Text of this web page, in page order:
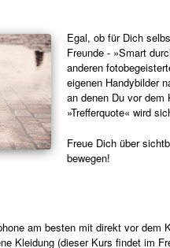
Egal, ob für Dich
Freunde - »Smart
anderen
eigenen Handybilder
an denen Du vor dem
»Trefferquote« wird
Freue Dich über
bewegen!
am besten mit direkt vor dem
Kleidung (dieser Kurs findet im